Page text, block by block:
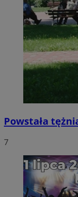
Powstała
7